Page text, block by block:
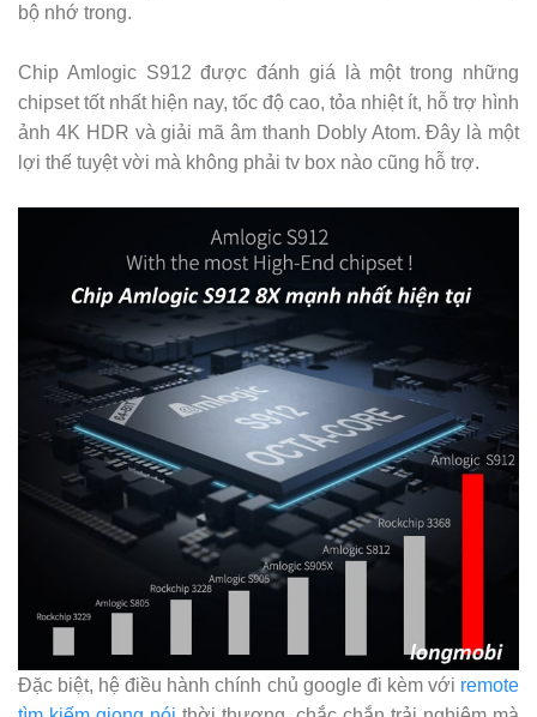
bộ nhớ trong.
Chip Amlogic S912 được đánh giá là một trong những
chipset tốt nhất hiện nay, tốc độ cao, tỏa nhiệt ít, hỗ trợ hình
ảnh 4K HDR và giải mã âm thanh Dobly Atom. Đây là một
lợi thế tuyệt vời mà không phải tv box nào cũng hỗ trợ.
Đặc biệt, hệ điều hành chính chủ google đi kèm với remote